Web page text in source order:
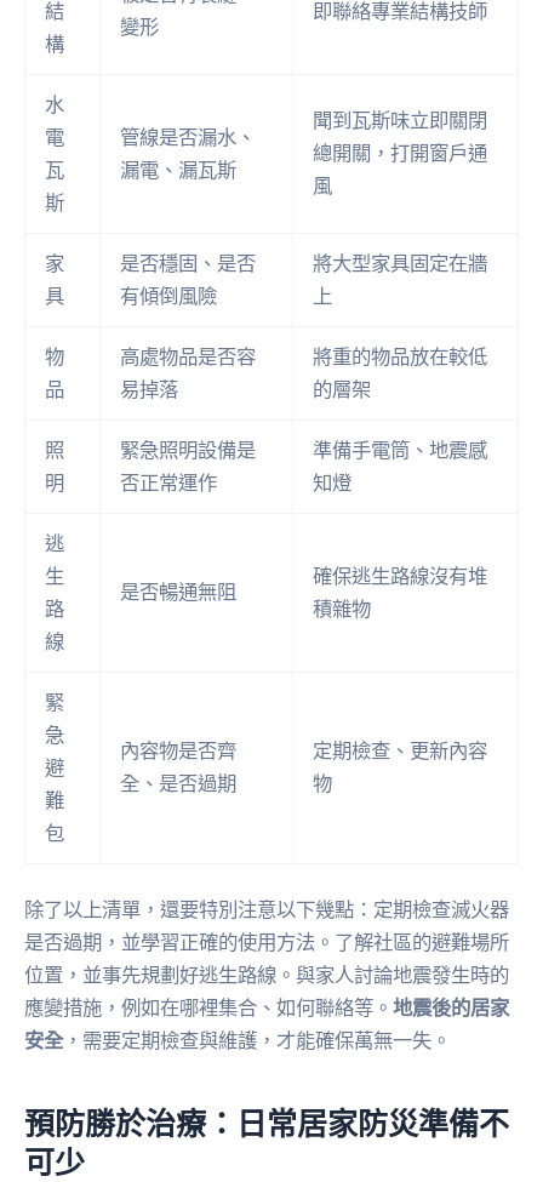
結
構
變形
即聯絡專業結構技師
水
電
瓦
斯
管線是否漏水、
漏電、漏瓦斯
聞到瓦斯味立即關閉
總開關，打開窗戶通
風
家
具
是否穩固、是否
有傾倒風險
將大型家具固定在牆
上
物
品
高處物品是否容
易掉落
將重的物品放在較低
的層架
照
明
緊急照明設備是
否正常運作
準備手電筒、地震感
知燈
逃
生
路
線
是否暢通無阻
確保逃生路線沒有堆
積雜物
緊
急
避
難
包
內容物是否齊
全、是否過期
定期檢查、更新內容
物
除了以上清單，還要特別注意以下幾點：定期檢查滅火器
是否過期，並學習正確的使用方法。了解社區的避難場所
位置，並事先規劃好逃生路線。與家人討論地震發生時的
應變措施，例如在哪裡集合、如何聯絡等。 地震後的居家
安全，需要定期檢查與維護，才能確保萬無一失。
預防勝於治療：日常居家防災準備不
可少